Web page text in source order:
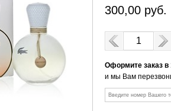
300,00 руб.
Оформите заказ
и мы Вам